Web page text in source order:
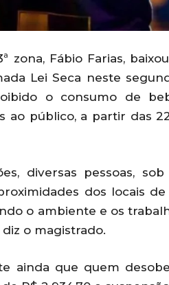
zona, Fábio Farias,
Lei Seca neste
o consumo de
ao público, a partir das
diversas pessoas,
dos locais
o ambiente e os
diz o magistrado.
ainda que quem